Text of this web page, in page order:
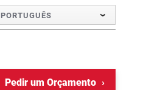
PORTUGUÊS
Pedir um Orçamento